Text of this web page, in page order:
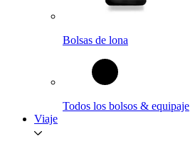
Bolsas de lona
Todos los bolsos & equipaje
Viaje